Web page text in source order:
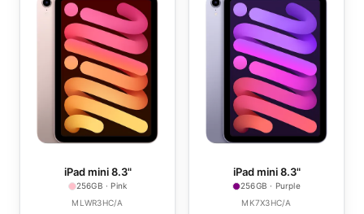
iPad mini 8.3"
256GB · Pink
MLWR3HC/A
iPad mini 8.3"
256GB · Purple
MK7X3HC/A